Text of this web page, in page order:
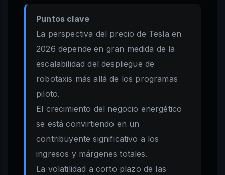
Puntos clave
La perspectiva del precio de Tesla en
2026 depende en gran medida de la
escalabilidad del despliegue de
robotaxis más allá de los programas
piloto.
El crecimiento del negocio energético
se está convirtiendo en un
contribuyente significativo a los
ingresos y márgenes totales.
La volatilidad a corto plazo de las